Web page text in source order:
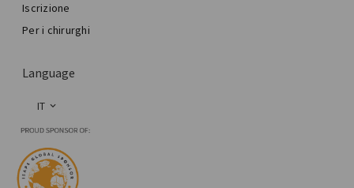
Iscrizione
Per i chirurghi
Language
IT